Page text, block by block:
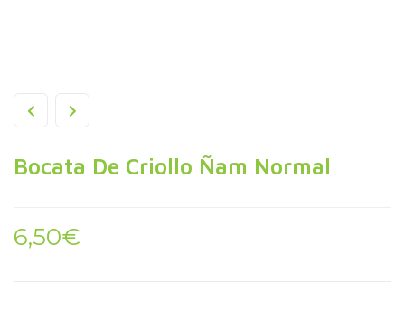
Bocata De Criollo Ñam Normal
6,50€